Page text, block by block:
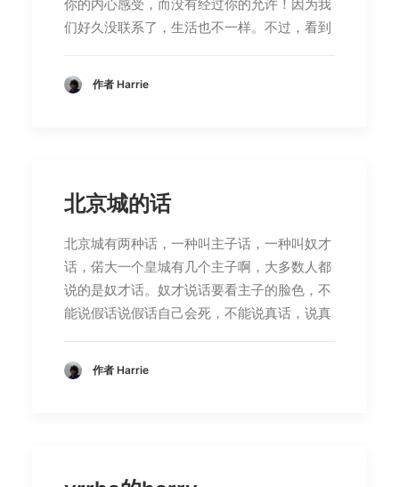
你的内心感受，而没有经过你的允许！因为我
们好久没联系了，生活也不一样。不过，看到
作者 Harrie
北京城的话
北京城有两种话，一种叫主子话，一种叫奴才
话，偌大一个皇城有几个主子啊，大多数人都
说的是奴才话。奴才说话要看主子的脸色，不
能说假话说假话自己会死，不能说真话，说真
作者 Harrie